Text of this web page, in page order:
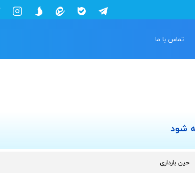
تماس با ما
حین بارداری